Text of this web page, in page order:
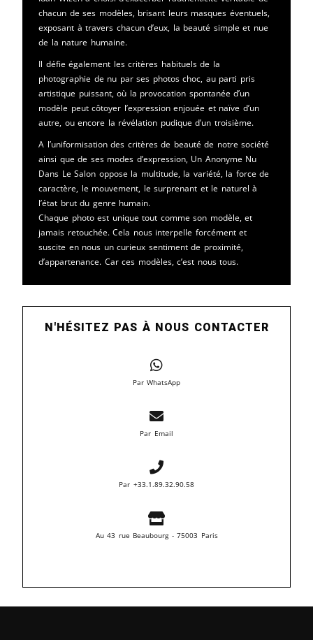
chacun de ses modèles, brisant leurs masques éventuels,
exposant à travers chacun d’eux, la beauté simple et nue
de la nature humaine.
Il défie également les critères habituels de la
photographie de nu par ses photos choc, au parti pris
artistique puissant, où la provocation spontanée d’un
modèle peut côtoyer l’expression enjouée et naïve d’un
autre, ou encore la révélation pudique d’un troisième.
A l’uniformisation des critères de beauté de notre société
ainsi que de ses modes d’expression, Un Anonyme Nu
Dans Le Salon oppose la multitude, la variété, la force de
caractère, le mouvement, le surprenant et le naturel à
l’état brut du genre humain.
Chaque photo est unique tout comme son modèle, et
jamais retouchée. Cela nous interpelle forcément et
suscite en nous un curieux sentiment de proximité,
d’appartenance. Car ces modèles, c’est nous tous.
N'HÉSITEZ PAS À NOUS CONTACTER
Par WhatsApp
Par Email
Par +33.1.89.32.90.58
Au 43 rue Beaubourg - 75003 Paris